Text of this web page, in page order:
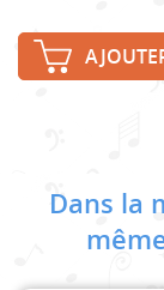
Dans la